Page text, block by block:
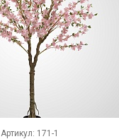
Артикул: 171-1